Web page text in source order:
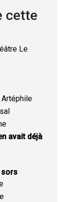
cette
Le
avait déjà
sors